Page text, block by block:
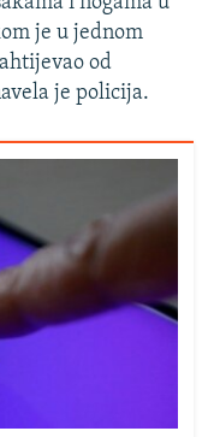
je u jednom
od
je policija.